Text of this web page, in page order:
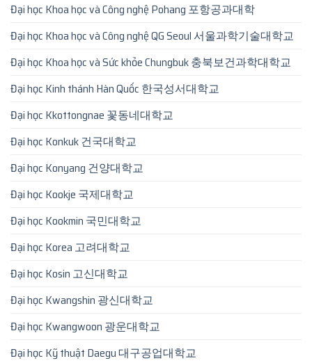
Đại học Khoa học và Công nghệ Pohang 포항공과대학
Đại học Khoa học và Công nghệ QG Seoul 서울과학기술대학교
Đại học Khoa học và Sức khỏe Chungbuk 충북보건과학대학교
Đại học Kinh thánh Hàn Quốc 한국성서대학교
Đại học Kkottongnae 꽃동네대학교
Đại học Konkuk 건국대학교
Đại học Konyang 건양대학교
Đại học Kookje 국제대학교
Đại học Kookmin 국민대학교
Đại học Korea 고려대학교
Đại học Kosin 고신대학교
Đại học Kwangshin 광신대학교
Đại học Kwangwoon 광운대학교
Đại học Kỹ thuật Daegu 대구공업대학교